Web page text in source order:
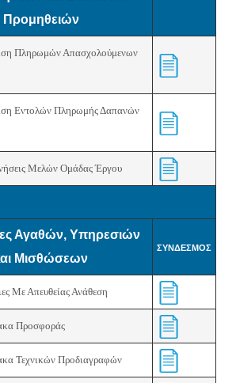
Προμηθειών
Πληρωμών Απασχολούμενων
Εντολών Πληρωμής Δαπανών
Μελών Ομάδας Έργου
Αγαθών, Υπηρεσιών
Μισθώσεων
ΣΥΝΔΕΣΜΟΣ
Με Απευθείας Ανάθεση
Προσφοράς
Τεχνικών Προδιαγραφών